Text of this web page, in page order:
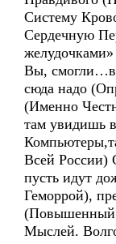
Систему
Сердечную
Вы, смогли…в
сюда надо
(Именно
там увидишь
Всей
пусть идут
Геморрой),
Мыслей.